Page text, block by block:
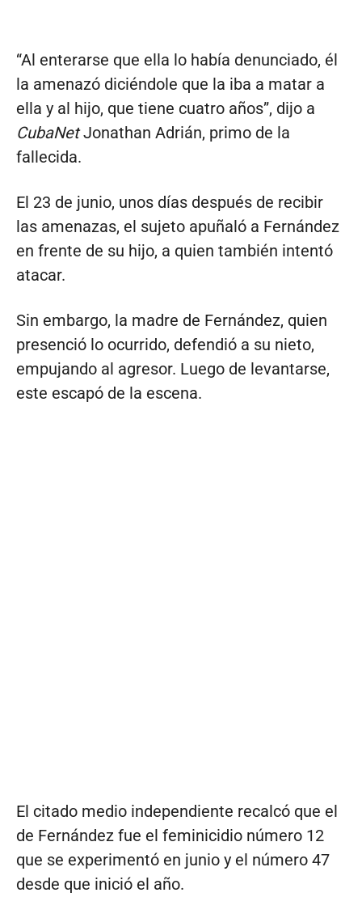
“Al enterarse que ella lo había denunciado, él
la amenazó diciéndole que la iba a matar a
ella y al hijo, que tiene cuatro años”, dijo a
CubaNetJonathan Adrián, primo de la
fallecida.
El 23 de junio, unos días después de recibir
las amenazas, el sujeto apuñaló a Fernández
en frente de su hijo, a quien también intentó
atacar.
Sin embargo, la madre de Fernández, quien
presenció lo ocurrido, defendió a su nieto,
empujando al agresor. Luego de levantarse,
este escapó de la escena.
El citado medio independiente recalcó que el
de Fernández fue el feminicidio número 12
que se experimentó en junio y el número 47
desde que inició el año.